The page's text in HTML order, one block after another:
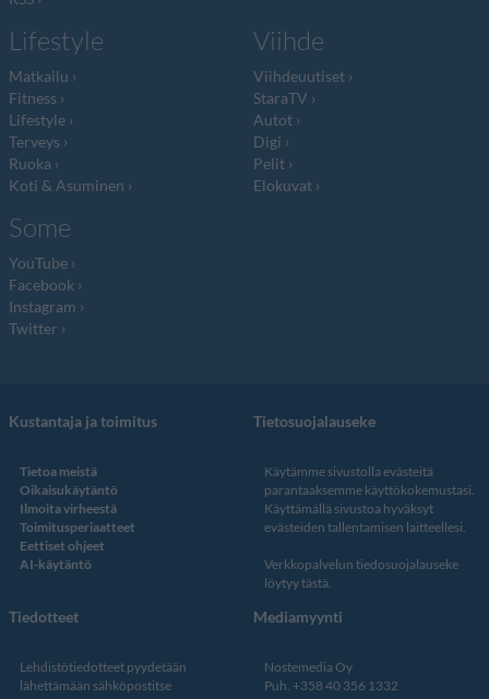
Lifestyle
Matkailu
Fitness
Lifestyle
Terveys
Ruoka
Koti & Asuminen
Viihde
Viihdeuutiset
StaraTV
Autot
Digi
Pelit
Elokuvat
Some
YouTube
Facebook
Instagram
Twitter
Kustantaja ja toimitus
Tietoa meistä
Oikaisukäytäntö
Ilmoita virheestä
Toimitusperiaatteet
Eettiset ohjeet
AI-käytäntö
Tietosuojalauseke
Käytämme sivustolla evästeitä
parantaaksemme käyttökokemustasi.
Käyttämällä sivustoa hyväksyt
evästeiden tallentamisen laitteellesi.
Verkkopalvelun tiedosuojalauseke
löytyy tästä.
Tiedotteet
Lehdistötiedotteet pyydetään
lähettämään sähköpostitse
Mediamyynti
Nostemedia Oy
Puh. +358 40 356 1332